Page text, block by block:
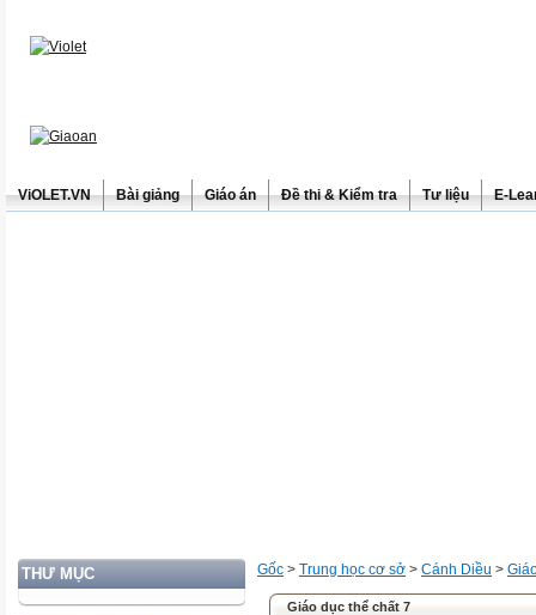
ViOLET.VN Bài giảng Giáo án Đề thi & Kiểm tra Tư liệu E-
THƯ MỤC Gốc > Trung học cơ sở > Cánh Diều >
Giáo dục thể chất 7